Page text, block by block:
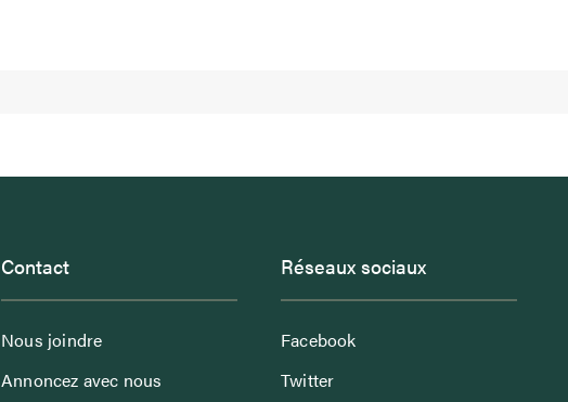
Contact
Nous joindre
Annoncez avec nous
Réseaux sociaux
Facebook
Twitter